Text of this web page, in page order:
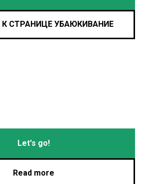
К СТРАНИЦЕ УБАЮКИВАНИЕ
Let's go!
Read more